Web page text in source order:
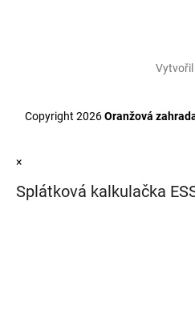
Copyright 2026Oranžová
×
Splátková kalkulačka